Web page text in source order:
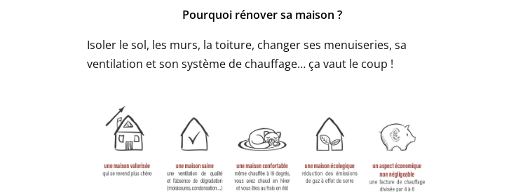
Pourquoi rénover sa maison ?
Isoler le sol, les murs, la toiture, changer ses menuiseries, sa
ventilation et son système de chauffage… ça vaut le coup !